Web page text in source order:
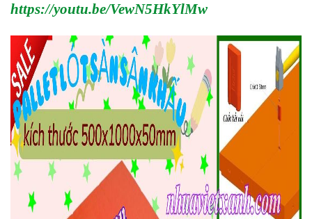
https://youtu.be/VewN5HkYlMw